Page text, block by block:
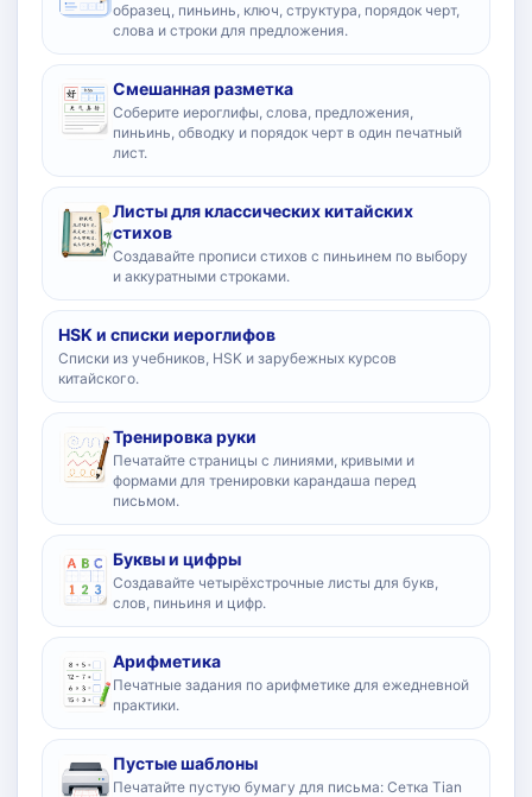
образец, пиньинь, ключ, структура, порядок черт,
слова и строки для предложения.
Смешанная разметка
Соберите иероглифы, слова, предложения,
пиньинь, обводку и порядок черт в один печатный
лист.
Листы для классических китайских
стихов
Создавайте прописи стихов с пиньинем по выбору
и аккуратными строками.
HSK и списки иероглифов
Списки из учебников, HSK и зарубежных курсов
китайского.
Тренировка руки
Печатайте страницы с линиями, кривыми и
формами для тренировки карандаша перед
письмом.
Буквы и цифры
Создавайте четырёхстрочные листы для букв,
слов, пиньиня и цифр.
Арифметика
Печатные задания по арифметике для ежедневной
практики.
Пустые шаблоны
Печатайте пустую бумагу для письма: Сетка Tian